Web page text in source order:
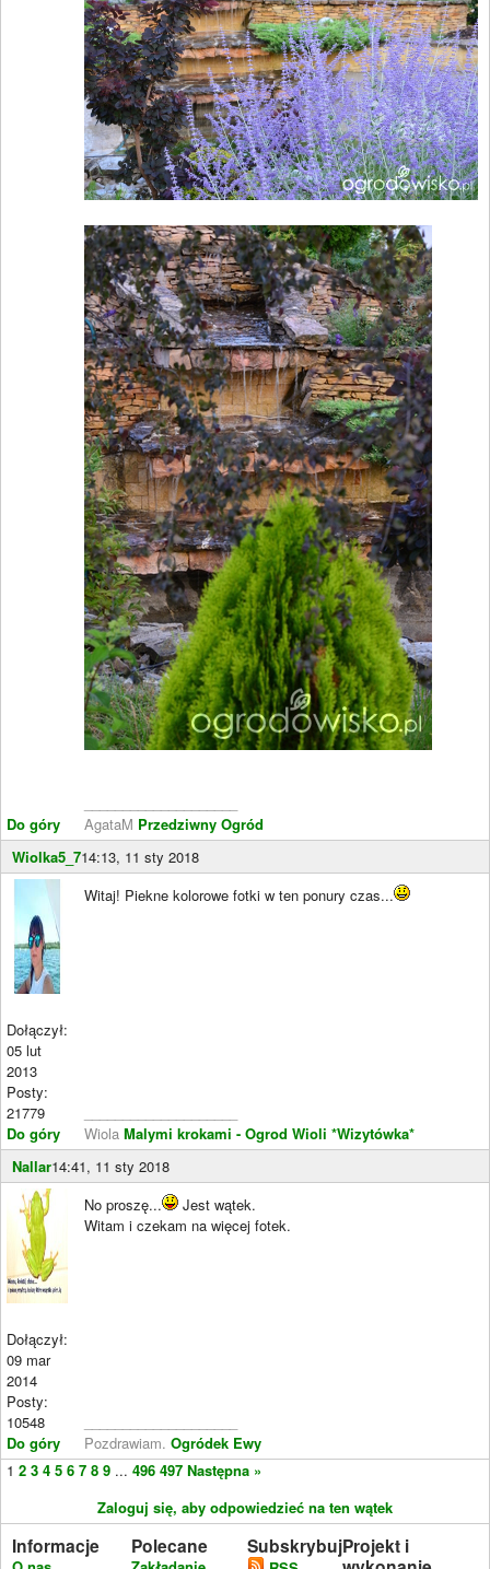
Do góry
AgataM Przedziwny Ogród
Wiolka5_714:13, 11 sty 2018
Dołączył:
05 lut
2013
Posty:
21779
Do góry
Witaj! Piekne kolorowe fotki w ten ponury czas...
Wiola Malymi krokami - Ogrod Wioli *Wizytówka*
Nallar14:41, 11 sty 2018
Dołączył:
09 mar
2014
Posty:
10548
Do góry
No proszę...
Jest wątek.
Witam i czekam na więcej fotek.
Pozdrawiam. Ogródek Ewy
1 2 3 4 5 6 7 8 9 ... 496 497 Następna »
Zaloguj się, aby odpowiedzieć na ten wątek
Informacje Polecane SubskrybujProjekt i